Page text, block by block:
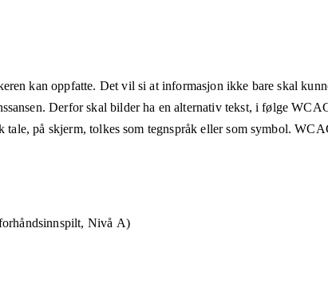
kan oppfatte. Det vil si at informasjon ikke bare skal
Derfor skal bilder ha en alternativ tekst, i følge
tale, på skjerm, tolkes som tegnspråk eller som symbol.
Nivå A)